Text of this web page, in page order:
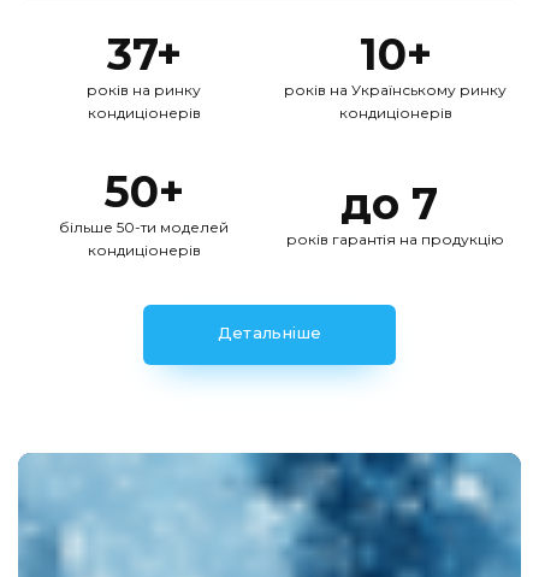
37+
років на ринку
кондиціонерів
10+
років на Українському ринку
кондиціонерів
50+
більше 50-ти моделей
кондиціонерів
до 7
років гарантія на продукцію
Детальніше